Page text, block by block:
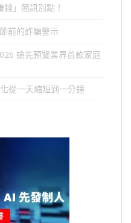
」簡訊別點！
前的詐騙警示
搶先預覽業界首款家庭
從一天縮短到一分鐘